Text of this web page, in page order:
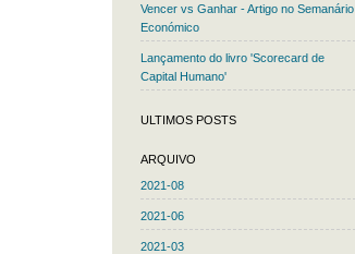
Vencer vs Ganhar - Artigo no Semanário
Económico
Lançamento do livro 'Scorecard de
Capital Humano'
ULTIMOS POSTS
ARQUIVO
2021-08
2021-06
2021-03